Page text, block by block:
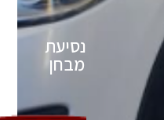
נסיעת
מבחן